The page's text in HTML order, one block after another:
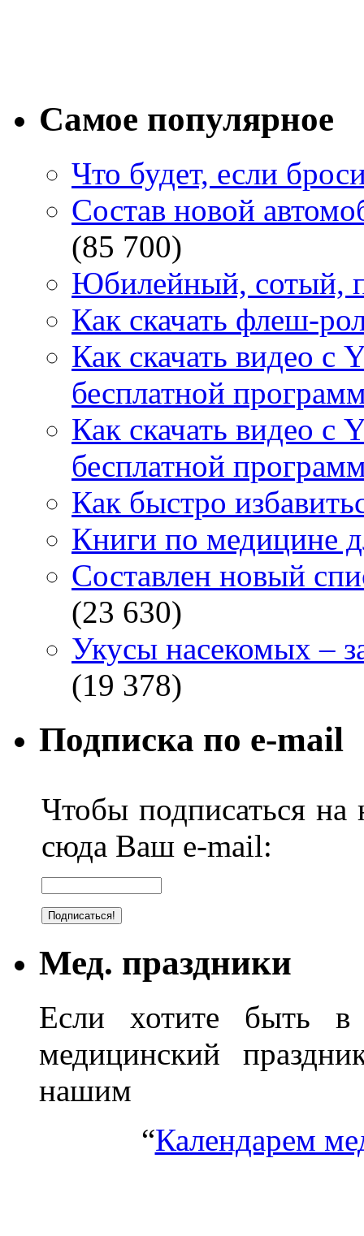
Самое популярное
Что будет, если
Состав новой
(85 700)
Юбилейный, сотый,
Как скачать флеш-
Как скачать видео с
бесплатной
Как скачать видео с
бесплатной
Как быстро
Книги по медицине
Составлен новый
(23 630)
Укусы насекомых –
(19 378)
Подписка по e-mail
Чтобы подписаться на
сюда Ваш e-mail:
Мед. праздники
Если хотите быть в
медицинский
нашим
“Календарем